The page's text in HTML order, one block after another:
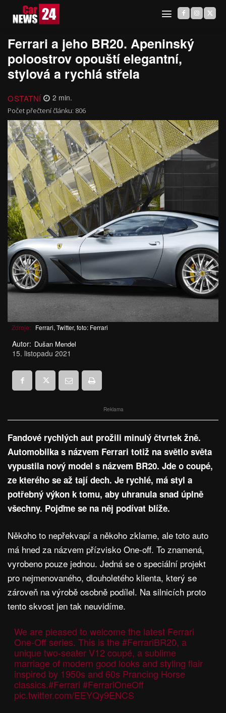
Ferrari a jeho BR20. Apeninský
poloostrov opouští elegantní,
stylová a rychlá střela
OSTATNÍ 2 min.
Počet přečtení článku: 806
Zdroje: Ferrari, Twitter, foto: Ferrari
Autor: Dušan Mendel
15. listopadu 2021
Reklama
Fandové rychlých aut prožili minulý čtvrtek žně.
Automobilka s názvem Ferrari totiž na světlo světa
vypustila nový model s názvem BR20. Jde o coupé,
ze kterého se až tají dech. Je rychlé, má styl a
potřebný výkon k tomu, aby uhranula snad úplně
všechny. Pojďme se na něj podívat blíže.
Někoho to nepřekvapí a někoho zklame, ale toto auto
má hned za názvem přízvisko One-off. To znamená,
vyrobeno pouze jednou. Jedná se o speciální projekt
pro nejmenovaného, dlouholetého klienta, který se
zároveň na výrobě osobně podílel. Na silnicích proto
tento skvost jen tak neuvidíme.
We are pleased to welcome the latest Ferrari
One-Off series. This is the #FerrariBR20, a
unique two-seater V12 coupé, a sublime
marriage of modern good looks and styling flair
inspired by 1950s and 60s Prancing Horse
classics.#Ferrari #FerrariOneOff
pic.twitter.com/EEYQy9ENCS